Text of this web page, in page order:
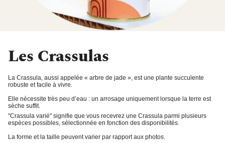
Les Crassulas
La Crassula, aussi appelée « arbre de jade », est une plante succulente
robuste et facile à vivre.
Elle nécessite très peu d’eau : un arrosage uniquement lorsque la terre est
sèche suffit.
"Crassula varié" signifie que vous recevrez une Crassula parmi plusieurs
espèces possibles, sélectionnée en fonction des disponibilités.
La forme et la taille peuvent varier par rapport aux photos.